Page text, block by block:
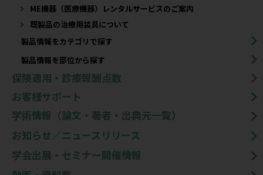
ME機器（医療機器）レンタルサービスのご案内
既製品の治療用装具について​
製品情報をカテゴリで探す
製品情報を部位から探す
保険適用・診療報酬点数
お客様サポート
学術情報（論文・著者・出典元一覧）
お知らせ／ニュースリリース
学会出展・セミナー開催情報